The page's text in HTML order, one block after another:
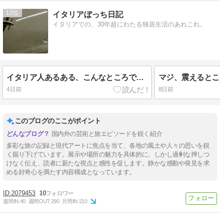
12 イタリアぼっち日記
イタリアでの、30年超にわたる独居生活のあれこれ。
イタリア人あるある、こんなところで実感
4日前
マジ、震えると
8日前
このブログのここがポイント
国内外の芸術と旅エピソードを鋭く紹介
多彩な旅の記録と現代アートに焦点を当て、各地の風土や人々の思いを鋭
く掘り下げています。展示や場所の魅力を具体的に、しかし過剰な押しつ
けなく伝え、読者に新たな視点と感性を促します。静かな感動や発見を求
める好奇心を満たす内容構成となっています。
2079453 10
週間IN:40 週間OUT:290 月間IN:210